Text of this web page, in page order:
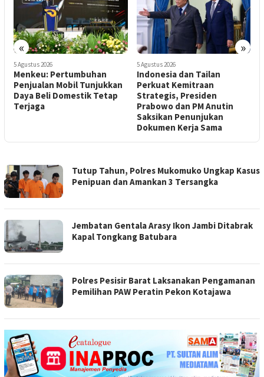
« »
5 Agustus 2026
Menkeu: Pertumbuhan
Penjualan Mobil Tunjukkan
Daya Beli Domestik Tetap
Terjaga
5 Agustus 2026
Indonesia dan Tailan
Perkuat Kemitraan
Strategis, Presiden
Prabowo dan PM Anutin
Saksikan Penunjukan
Dokumen Kerja Sama
SUARA
PANCASILA
Tutup Tahun, Polres Mukomuko Ungkap Kasus
Penipuan dan Amankan 3 Tersangka
Jembatan Gentala Arasy Ikon Jambi Ditabrak
Kapal Tongkang Batubara
Polres Pesisir Barat Laksanakan Pengamanan
Pemilihan PAW Peratin Pekon Kotajawa